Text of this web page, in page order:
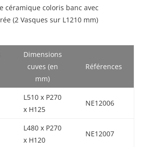
céramique coloris banc avec
(2 Vasques sur L1210 mm)
Dimensions
cuves (en
mm)
Références
L510 x P270
x H125
NE12006
L480 x P270
x H120
NE12007